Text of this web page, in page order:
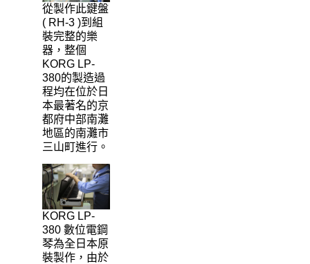
從製作此鍵盤
( RH-3 )到組
裝完整的樂
器，整個
KORG LP-
380的製造過
程均在位於日
本最著名的京
都府中部南灘
地區的南灘市
三山町進行。
KORG LP-
380 數位電鋼
琴為全日本原
裝製作，由於